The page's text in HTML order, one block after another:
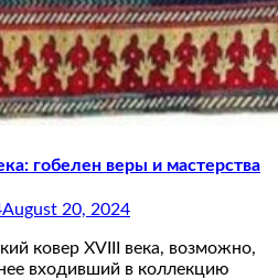
гобелен веры и мастерства
August 20, 2024
ковер XVIII века, возможно,
входивший в коллекцию